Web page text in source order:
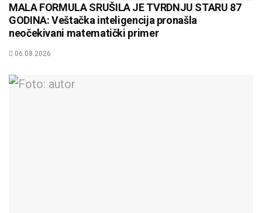
MALA FORMULA SRUŠILA JE TVRDNJU STARU 87
GODINA: Veštačka inteligencija pronašla
neočekivani matematički primer
06.08.2026